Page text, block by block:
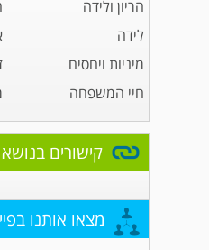
הריון ולידה
לידה
מיניות ויחסים
חיי המשפחה
קישורים בנושא
מצאו אותנו